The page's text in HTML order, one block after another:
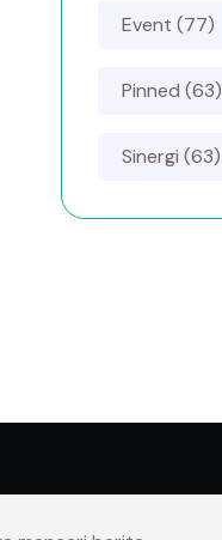
Event (77)
Pinned (63)
Sinergi (63)